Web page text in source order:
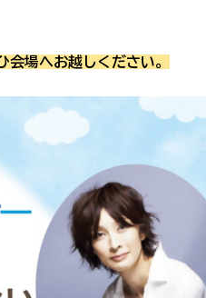
場へお越しください。